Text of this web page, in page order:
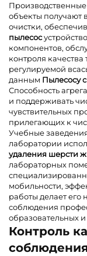
объекты получают
очистки,
пылесос
компонентов,
контроля
регулируемой
данным Пылесосу
Способность
и поддерживать
чувствительных
прилегающих к
Учебные
лаборатории
удаления шерсти
лабораторных
мобильности,
работы делает
соблюдения
образовательных и
Контроль
соблюдения